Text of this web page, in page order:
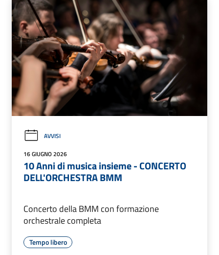
AVVISI
16 GIUGNO 2026
10 Anni di musica insieme - CONCERTO
DELL'ORCHESTRA BMM
Concerto della BMM con formazione
orchestrale completa
Tempo libero